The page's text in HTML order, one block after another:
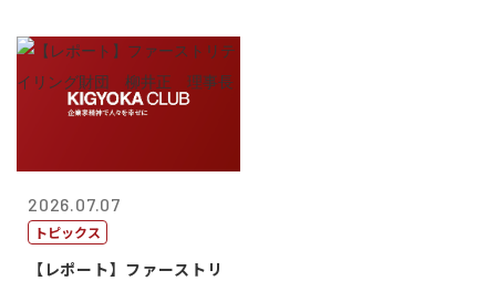
2026.07.07
トピックス
【レポート】ファーストリ